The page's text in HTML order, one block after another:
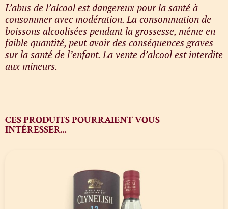
L’abus de l’alcool est dangereux pour la santé à
consommer avec modération. La consommation de
boissons alcoolisées pendant la grossesse, même en
faible quantité, peut avoir des conséquences graves
sur la santé de l’enfant. La vente d’alcool est interdite
aux mineurs.
CES PRODUITS POURRAIENT VOUS
INTÉRESSER...